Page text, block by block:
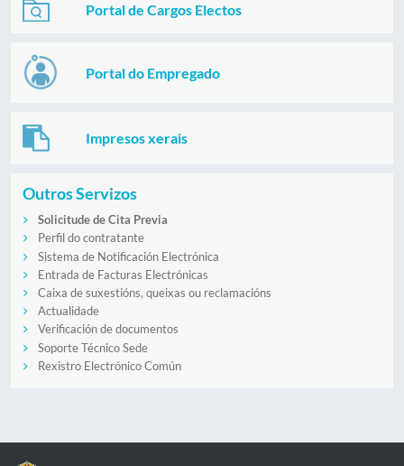
Portal de Cargos Electos
Portal do Empregado
Impresos xerais
Outros Servizos
Solicitude de Cita Previa
Perfil do contratante
Sistema de Notificación Electrónica
Entrada de Facturas Electrónicas
Caixa de suxestións, queixas ou reclamacións
Actualidade
Verificación de documentos
Soporte Técnico Sede
Rexistro Electrónico Común